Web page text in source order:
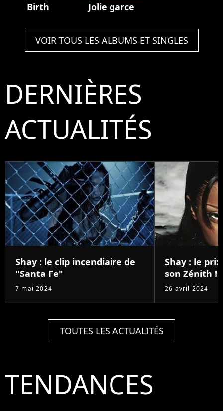
Birth Jolie garce
VOIR TOUS LES ALBUMS ET SINGLES
DERNIÈRES
ACTUALITÉS
Shay : le clip incendiaire de
"Santa Fe"
7 mai 2024
Shay : le
son Zénith !
26 avril 2024
TOUTES LES ACTUALITÉS
TENDANCES